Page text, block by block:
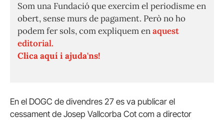
Som una Fundació que exercim el periodisme en
obert, sense murs de pagament. Però no ho
podem fer sols, com expliquem enaquest
editorial.
Clica aquí i ajuda'ns!
En el DOGC de divendres 27 es va publicar el
cessament de Josep Vallcorba Cot com a director